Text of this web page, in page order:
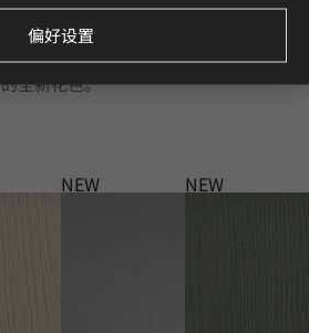
具膜 全新花色
全新花色。
NEW NEW
偏好设置